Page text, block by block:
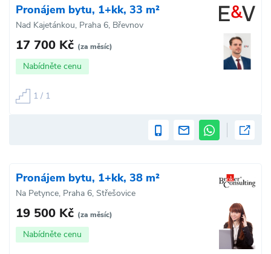
Pronájem bytu, 1+kk, 33 m²
Nad Kajetánkou, Praha 6, Břevnov
17 700 Kč (za měsíc)
Nabídněte cenu
1 / 1
Pronájem bytu, 1+kk, 38 m²
Na Petynce, Praha 6, Střešovice
19 500 Kč (za měsíc)
Nabídněte cenu